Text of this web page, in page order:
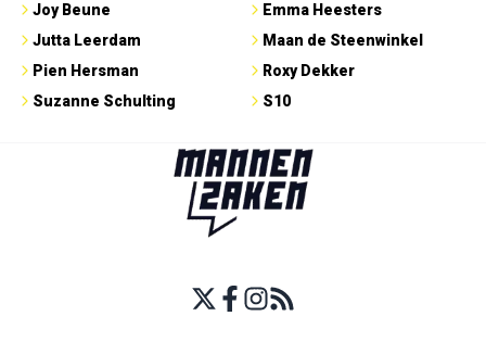
Joy Beune
Jutta Leerdam
Pien Hersman
Suzanne Schulting
Emma Heesters
Maan de Steenwinkel
Roxy Dekker
S10